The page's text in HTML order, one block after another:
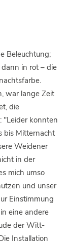
Beleuchtung;
in rot – die
war lange Zeit
die
"Leider konnten
bis Mitternacht
Weidener
in der
mich umso
und unser
Einstimmung
eine andere
der Witt-
Installation